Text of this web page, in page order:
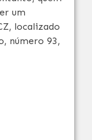
um
localizado
número 93,